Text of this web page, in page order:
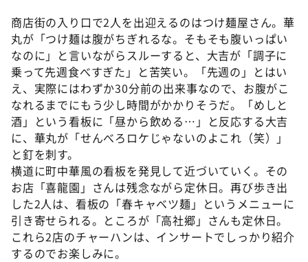
商店街の入り口で2人を出迎えるのはつけ麺屋さん。華
丸が「つけ麺は腹がちぎれるな。そもそも腹いっぱい
なのに」と言いながらスルーすると、大吉が「調子に
乗って先週食べすぎた」と苦笑い。「先週の」とはい
え、実際にはわずか30分前の出来事なので、お腹がこ
なれるまでにもう少し時間がかかりそうだ。「めしと
酒」という看板に「昼から飲める…」と反応する大吉
に、華丸が「せんべろロケじゃないのよこれ（笑）」
と釘を刺す。
横道に町中華風の看板を発見して近づいていく。その
お店「喜龍園」さんは残念ながら定休日。再び歩き出
した2人は、看板の「春キャベツ麺」というメニューに
引き寄せられる。ところが「高社郷」さんも定休日。
これら2店のチャーハンは、インサートでしっかり紹介
するのでお楽しみに。